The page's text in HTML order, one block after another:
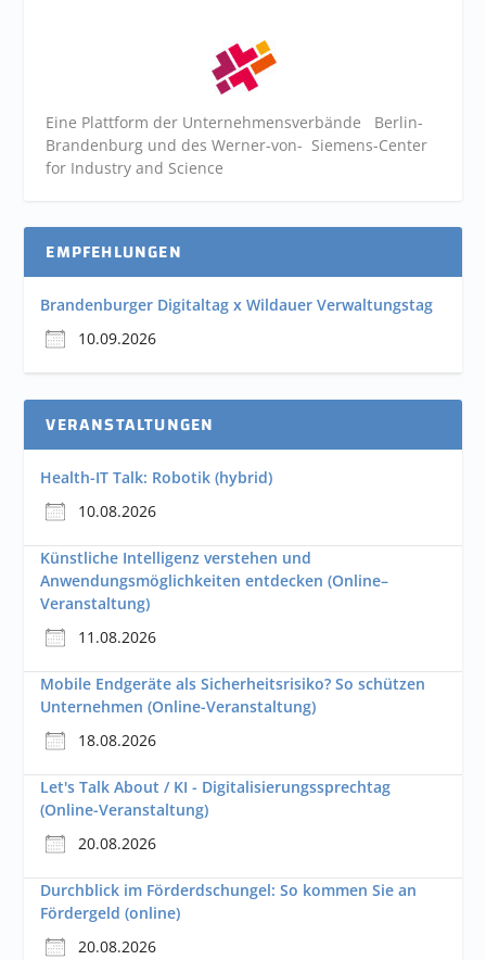
Eine Plattform der Unternehmensverbände Berlin-
Brandenburg und des Werner-von- Siemens-Center
for Industry and Science
EMPFEHLUNGEN
Brandenburger Digitaltag x Wildauer Verwaltungstag
10.09.2026
VERANSTALTUNGEN
Health-IT Talk: Robotik (hybrid)
10.08.2026
Künstliche Intelligenz verstehen und
Anwendungsmöglichkeiten entdecken (Online–
Veranstaltung)
11.08.2026
Mobile Endgeräte als Sicherheitsrisiko? So schützen
Unternehmen (Online-Veranstaltung)
18.08.2026
Let's Talk About / KI - Digitalisierungssprechtag
(Online-Veranstaltung)
20.08.2026
Durchblick im Förderdschungel: So kommen Sie an
Fördergeld (online)
20.08.2026